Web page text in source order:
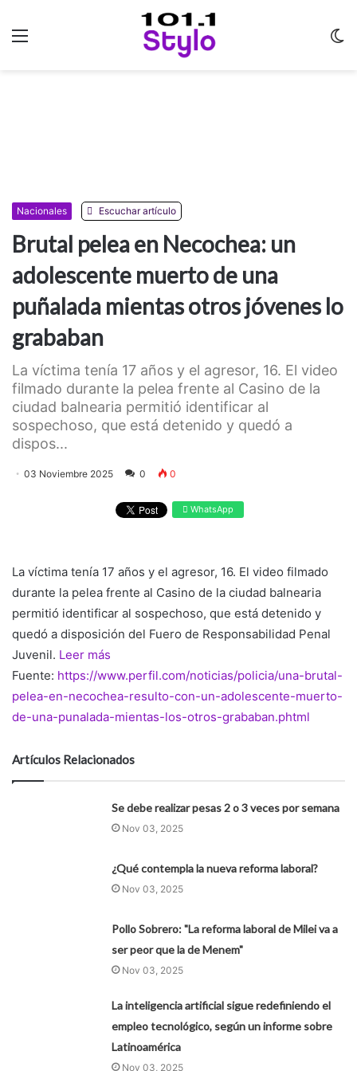
Nacionales Escuchar artículo
Brutal pelea en Necochea: un
adolescente muerto de una
puñalada mientas otros jóvenes lo
grababan
La víctima tenía 17 años y el agresor, 16. El video
filmado durante la pelea frente al Casino de la
ciudad balnearia permitió identificar al
sospechoso, que está detenido y quedó a
dispos...
03 Noviembre 2025 0 0
WhatsApp
La víctima tenía 17 años y el agresor, 16. El video filmado
durante la pelea frente al Casino de la ciudad balnearia
permitió identificar al sospechoso, que está detenido y
quedó a disposición del Fuero de Responsabilidad Penal
Juvenil. Leer más
Fuente: https://www.perfil.com/noticias/policia/una-brutal-
pelea-en-necochea-resulto-con-un-adolescente-muerto-
de-una-punalada-mientas-los-otros-grababan.phtml
Artículos Relacionados
Se debe realizar pesas 2 o 3 veces por semana
Nov 03, 2025
¿Qué contempla la nueva reforma laboral?
Nov 03, 2025
Pollo Sobrero: "La reforma laboral de Milei va a
ser peor que la de Menem"
Nov 03, 2025
La inteligencia artificial sigue redefiniendo el
empleo tecnológico, según un informe sobre
Latinoamérica
Nov 03, 2025